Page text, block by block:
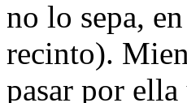
no lo sepa,
recinto).
pasar por